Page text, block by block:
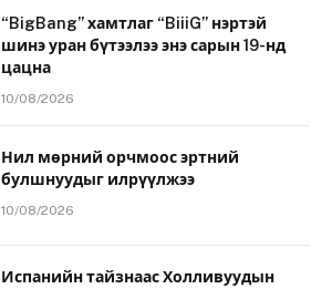
“BigBang” хамтлаг “BiiiG” нэртэй
шинэ уран бүтээлээ энэ сарын 19-нд
цацна
10/08/2026
Нил мөрний орчмоос эртний
булшнуудыг илрүүлжээ
10/08/2026
Испанийн тайзнаас Холливуудын